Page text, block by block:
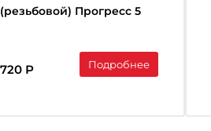
(резьбовой) Прогресс 5
720 Р Подробнее